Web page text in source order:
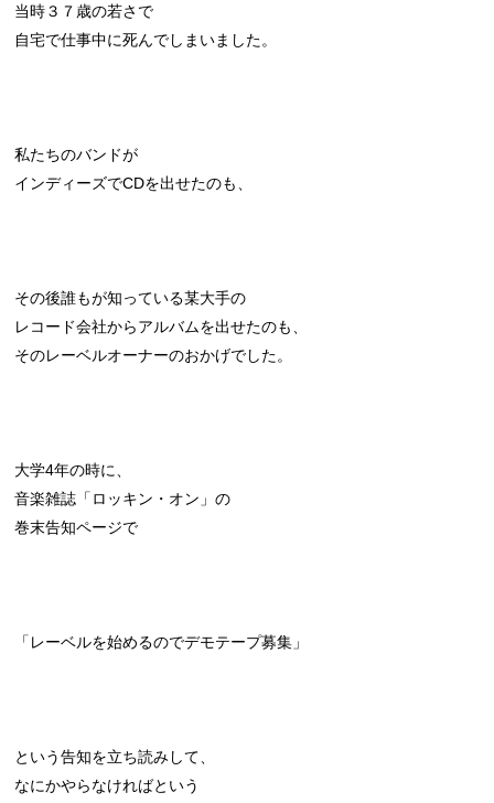
当時３７歳の若さで
自宅で仕事中に死んでしまいました。
私たちのバンドが
インディーズでCDを出せたのも、
その後誰もが知っている某大手の
レコード会社からアルバムを出せたのも、
そのレーベルオーナーのおかげでした。
大学4年の時に、
音楽雑誌「ロッキン・オン」の
巻末告知ページで
「レーベルを始めるのでデモテープ募集」
という告知を立ち読みして、
なにかやらなければという